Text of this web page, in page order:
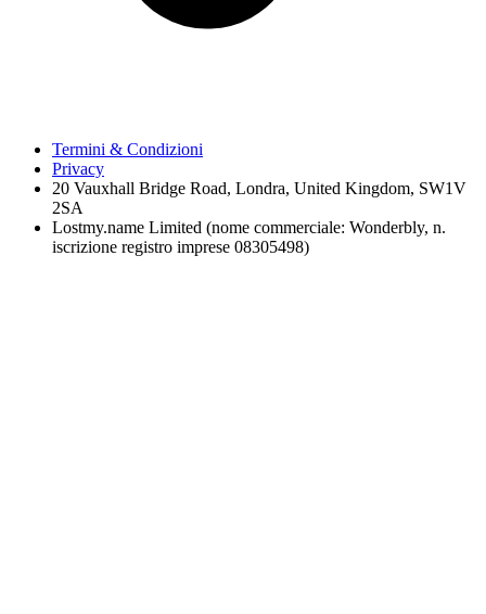
Termini & Condizioni
Privacy
20 Vauxhall Bridge Road, Londra, United Kingdom, SW1V
2SA
Lostmy.name Limited (nome commerciale: Wonderbly, n.
iscrizione registro imprese 08305498)